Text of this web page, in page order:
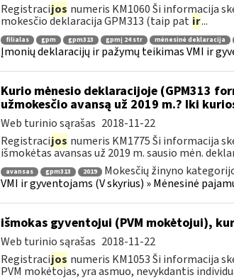
Registracijos numeris KM1060 Ši informacija
mokesčio deklaracija GPM313 (taip pat ir...
filialas gpm gpm313 gpmį 24 str mėnesinė deklaracija
Įmonių deklaracijų ir pažymų teikimas VMI ir
Kurio mėnesio deklaracijoje (GPM313
užmokesčio avansą už 2019 m.? Iki
Web turinio sąrašas 2018-11-22
Registracijos numeris KM1775 Ši informacija
išmokėtas avansas už 2019 m. sausio mėn.
avansas gpm313 2019 Mokesčių žinyno
VMI ir gyventojams (V skyrius) » Mėnesinė
išmokas gyventojui (PVM mokėtojui),
Web turinio sąrašas 2018-11-22
Registracijos numeris KM1053 Ši informacija
PVM mokėtojas, yra asmuo, nevykdantis